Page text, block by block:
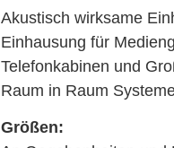
Akustisch wirksame
Einhausung für
Telefonkabinen und
Raum in Raum
Größen: